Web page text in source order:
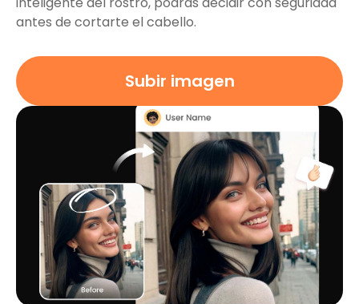
antes de cortarte el cabello.
Subir imagen